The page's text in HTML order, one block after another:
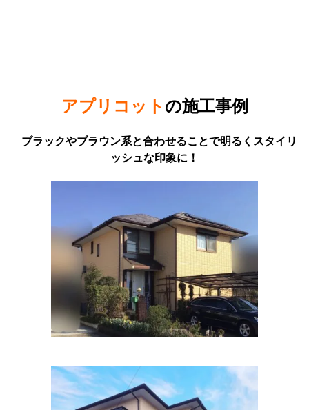
アプリコット の施工事例
ブラックやブラウン系と合わせることで明るくスタイリ
ッシュな印象に！